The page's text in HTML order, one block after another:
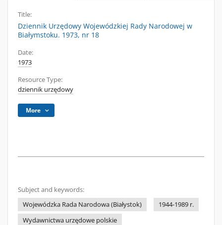
Title:
Dziennik Urzędowy Wojewódzkiej Rady Narodowej w
Białymstoku. 1973, nr 18
Date:
1973
Resource Type:
dziennik urzędowy
More
Subject and keywords:
Wojewódzka Rada Narodowa (Białystok)
1944-1989 r.
Wydawnictwa urzędowe polskie